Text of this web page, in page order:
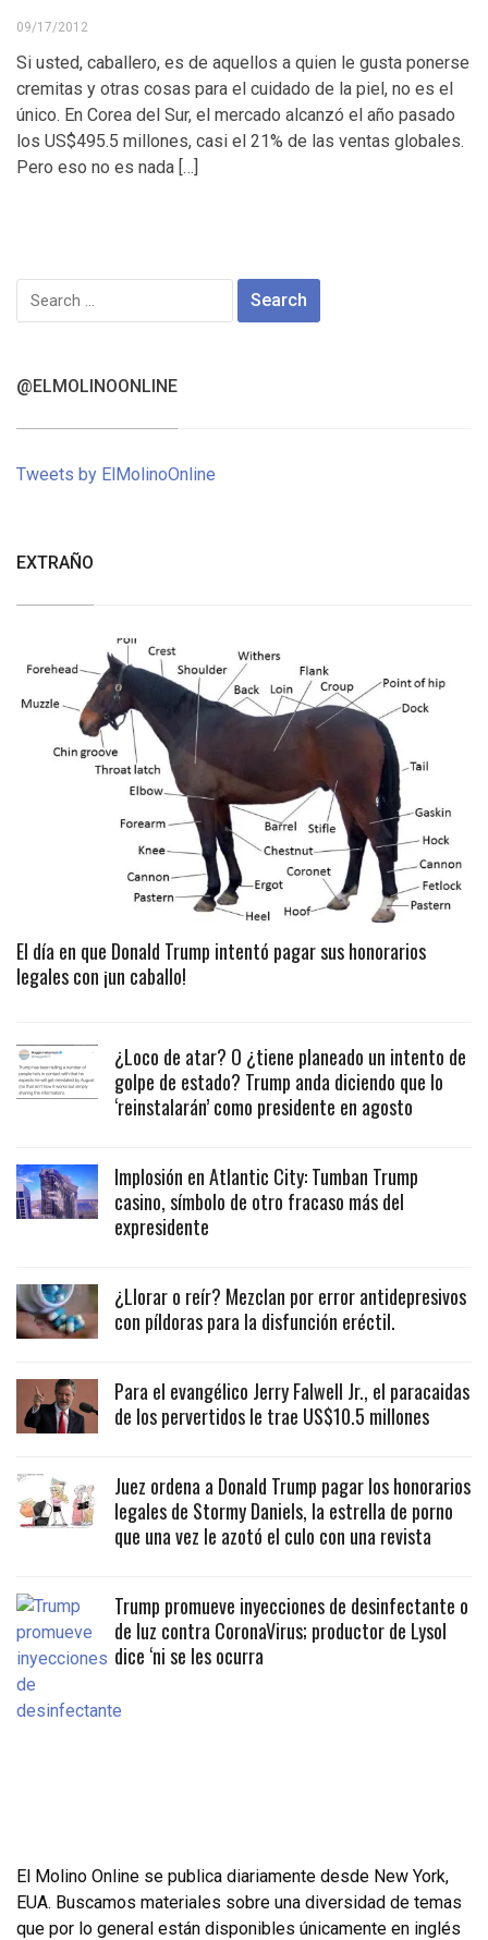
09/17/2012
Si usted, caballero, es de aquellos a quien le gusta ponerse
cremitas y otras cosas para el cuidado de la piel, no es el
único. En Corea del Sur, el mercado alcanzó el año pasado
los US$495.5 millones, casi el 21% de las ventas globales.
Pero eso no es nada […]
Search
for:
@ELMOLINOONLINE
Tweets by ElMolinoOnline
EXTRAÑO
El día en que Donald Trump intentó pagar sus honorarios
legales con ¡un caballo!
¿Loco de atar? O ¿tiene planeado un intento de
golpe de estado? Trump anda diciendo que lo
‘reinstalarán’ como presidente en agosto
Implosión en Atlantic City: Tumban Trump
casino, símbolo de otro fracaso más del
expresidente
¿Llorar o reír? Mezclan por error antidepresivos
con píldoras para la disfunción eréctil.
Para el evangélico Jerry Falwell Jr., el paracaidas
de los pervertidos le trae US$10.5 millones
Juez ordena a Donald Trump pagar los honorarios
legales de Stormy Daniels, la estrella de porno
que una vez le azotó el culo con una revista
Trump promueve inyecciones de desinfectante o
de luz contra CoronaVirus; productor de Lysol
dice ‘ni se les ocurra
El Molino Online se publica diariamente desde New York,
EUA. Buscamos materiales sobre una diversidad de temas
que por lo general están disponibles únicamente en inglés